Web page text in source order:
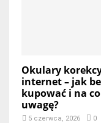
Okulary
internet – jak
kupować i na
uwagę?
5 czerwca, 2026 0